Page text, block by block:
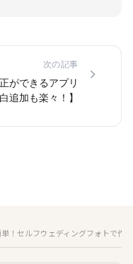
次の記事
ができるアプリ
追加も楽々！】
！セルフウェディングフォトで作